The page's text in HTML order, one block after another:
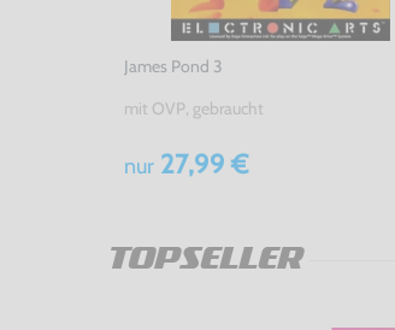
James Pond 3
mit OVP, gebraucht
nur 27,99 €
TOPSELLER